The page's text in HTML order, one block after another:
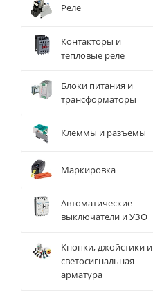
Реле
Контакторы и
тепловые реле
Блоки питания и
трансформаторы
Клеммы и разъёмы
Маркировка
Автоматические
выключатели и УЗО
Кнопки, джойстики и
светосигнальная
арматура